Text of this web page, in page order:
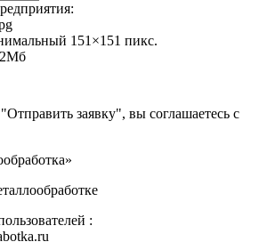
151×151 пикс.
2Мб
заявку", вы соглашаетесь с
: